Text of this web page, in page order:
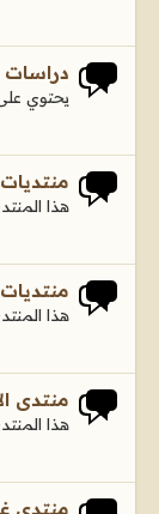
دراسات
يحتوي
هذا
هذا
منتدى
هذا
منتدى